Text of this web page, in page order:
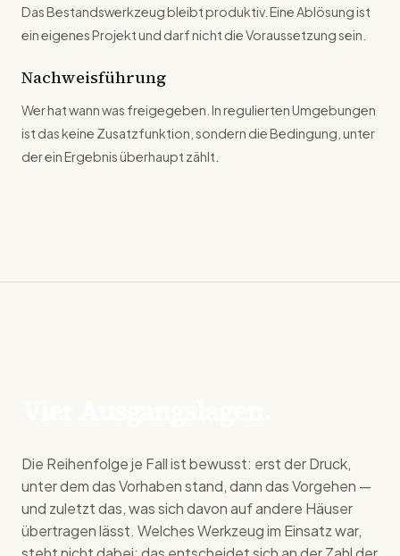
Das Bestandswerkzeug bleibt produktiv. Eine Ablösung ist
ein eigenes Projekt und darf nicht die Voraussetzung sein.
Nachweisführung
Wer hat wann was freigegeben. In regulierten Umgebungen
ist das keine Zusatzfunktion, sondern die Bedingung, unter
der ein Ergebnis überhaupt zählt.
Die Reihenfolge je Fall ist bewusst: erst der Druck,
unter dem das Vorhaben stand, dann das Vorgehen —
und zuletzt das, was sich davon auf andere Häuser
übertragen lässt. Welches Werkzeug im Einsatz war,